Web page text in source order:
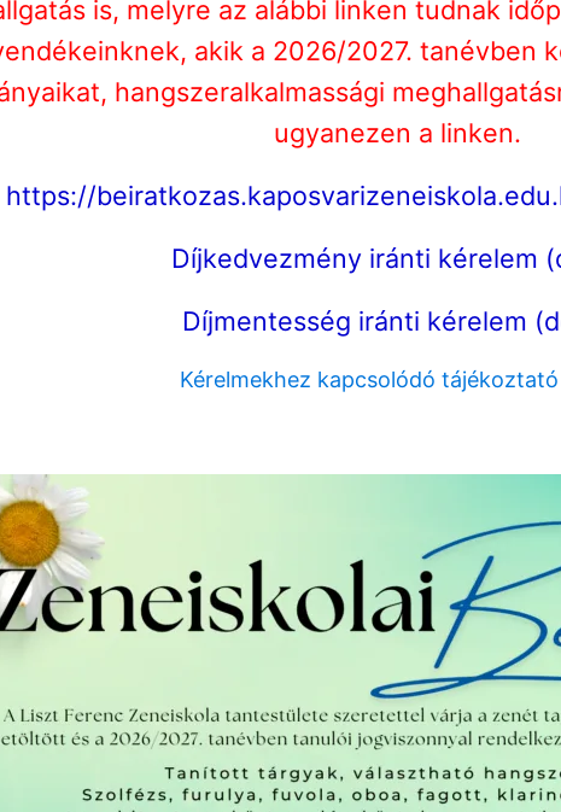
is, melyre az alábbi linken tudnak
akik a 2026/2027. tanévben
hangszeralkalmassági
ugyanezen a linken.
https://
Díjkedvezmény iránti kérelem
Díjmentesség iránti kérelem
Kérelmekhez kapcsolódó